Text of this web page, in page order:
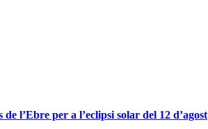
l’Ebre per a l’eclipsi solar del 12 d’agost